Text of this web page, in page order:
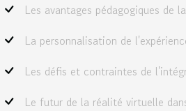
Les avantages pédagogiques de
La personnalisation de
Les défis et contraintes de
Le futur de la réalité virtuelle